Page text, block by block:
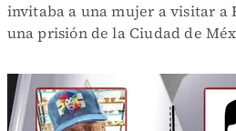
invitaba a una mujer a visitar a
una prisión de la Ciudad de